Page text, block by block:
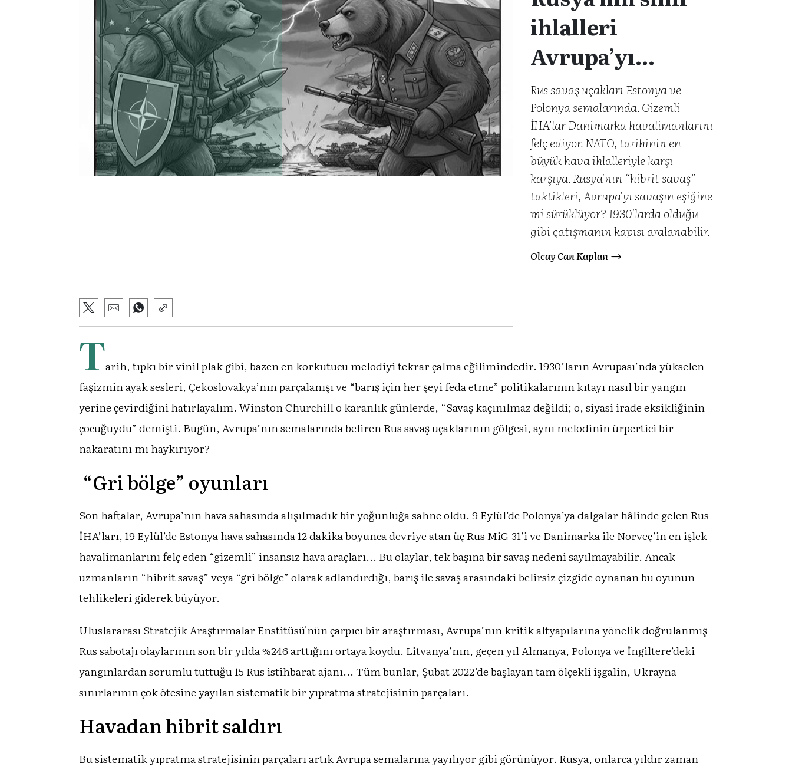
ihlalleri
Avrupa’yı
çatışmaya mı
sürüklüyor?
Rus savaş uçakları Estonya ve
Polonya semalarında. Gizemli
İHA’lar Danimarka havalimanlarını
felç ediyor. NATO, tarihinin en
büyük hava ihlalleriyle karşı
karşıya. Rusya'nın “hibrit savaş”
taktikleri, Avrupa'yı savaşın eşiğine
mi sürüklüyor? 1930'larda olduğu
gibi çatışmanın kapısı aralanabilir.
Olcay Can Kaplan
Tarih, tıpkı bir vinil plak gibi, bazen en korkutucu melodiyi tekrar çalma eğilimindedir. 1930’ların Avrupası’nda yükselen
faşizmin ayak sesleri, Çekoslovakya’nın parçalanışı ve “barış için her şeyi feda etme” politikalarının kıtayı nasıl bir yangın
yerine çevirdiğini hatırlayalım. Winston Churchill o karanlık günlerde, “Savaş kaçınılmaz değildi; o, siyasi irade eksikliğinin
çocuğuydu” demişti. Bugün, Avrupa’nın semalarında beliren Rus savaş uçaklarının gölgesi, aynı melodinin ürpertici bir
nakaratını mı haykırıyor?
“Gri bölge” oyunları
Son haftalar, Avrupa’nın hava sahasında alışılmadık bir yoğunluğa sahne oldu. 9 Eylül’de Polonya’ya dalgalar hâlinde gelen Rus
İHA’ları, 19 Eylül’de Estonya hava sahasında 12 dakika boyunca devriye atan üç Rus MiG-31’i ve Danimarka ile Norveç’in en işlek
havalimanlarını felç eden “gizemli” insansız hava araçları... Bu olaylar, tek başına bir savaş nedeni sayılmayabilir. Ancak
uzmanların “hibrit savaş” veya “gri bölge” olarak adlandırdığı, barış ile savaş arasındaki belirsiz çizgide oynanan bu oyunun
tehlikeleri giderek büyüyor.
Uluslararası Stratejik Araştırmalar Enstitüsü'nün çarpıcı bir araştırması, Avrupa’nın kritik altyapılarına yönelik doğrulanmış
Rus sabotajı olaylarının son bir yılda %246 arttığını ortaya koydu. Litvanya’nın, geçen yıl Almanya, Polonya ve İngiltere’deki
yangınlardan sorumlu tuttuğu 15 Rus istihbarat ajanı... Tüm bunlar, Şubat 2022’de başlayan tam ölçekli işgalin, Ukrayna
sınırlarının çok ötesine yayılan sistematik bir yıpratma stratejisinin parçaları.
Havadan hibrit saldırı
Bu sistematik yıpratma stratejisinin parçaları artık Avrupa semalarına yayılıyor gibi görünüyor. Rusya, onlarca yıldır zaman